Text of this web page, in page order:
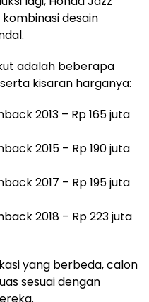
desain
adalah beberapa
kisaran harganya:
2013 – Rp 165 juta
2015 – Rp 190 juta
2017 – Rp 195 juta
2018 – Rp 223 juta
yang berbeda, calon
sesuai dengan